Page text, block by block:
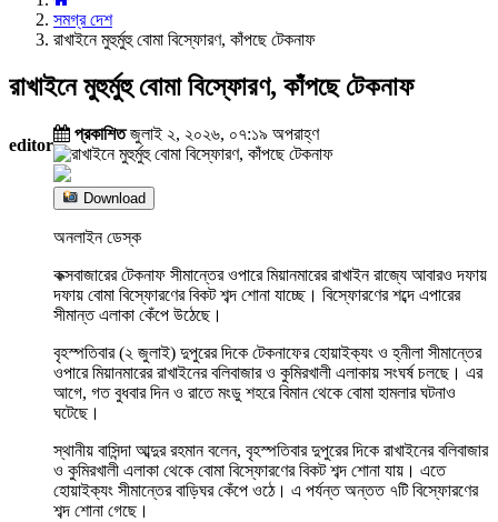
সমগ্র দেশ
রাখাইনে মুহুর্মুহু বোমা বিস্ফোরণ, কাঁপছে টেকনাফ
রাখাইনে মুহুর্মুহু বোমা বিস্ফোরণ, কাঁপছে টেকনাফ
editor
প্রকাশিতজুলাই ২, ২০২৬, ০৭:১৯ অপরাহ্ণ
Download
অনলাইন ডেস্ক
কক্সবাজারের টেকনাফ সীমান্তের ওপারে মিয়ানমারের রাখাইন রাজ্যে আবারও দফায়
দফায় বোমা বিস্ফোরণের বিকট শব্দ শোনা যাচ্ছে। বিস্ফোরণের শব্দে এপারের
সীমান্ত এলাকা কেঁপে উঠেছে।
বৃহস্পতিবার (২ জুলাই) দুপুরের দিকে টেকনাফের হোয়াইক্যং ও হ্নীলা সীমান্তের
ওপারে মিয়ানমারের রাখাইনের বলিবাজার ও কুমিরখালী এলাকায় সংঘর্ষ চলছে। এর
আগে, গত বুধবার দিন ও রাতে মংডু শহরে বিমান থেকে বোমা হামলার ঘটনাও
ঘটেছে।
স্থানীয় বাসিন্দা আব্দুর রহমান বলেন, বৃহস্পতিবার দুপুরের দিকে রাখাইনের বলিবাজার
ও কুমিরখালী এলাকা থেকে বোমা বিস্ফোরণের বিকট শব্দ শোনা যায়। এতে
হোয়াইক্যং সীমান্তের বাড়িঘর কেঁপে ওঠে। এ পর্যন্ত অন্তত ৭টি বিস্ফোরণের
শব্দ শোনা গেছে।